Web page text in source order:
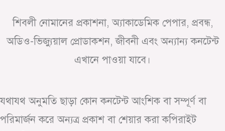
শিবলী নোমানের প্রকাশনা, অ্যাকাডেমিক পেপার, প্রবন্ধ,
অডিও-ভিজ্যুয়াল প্রোডাকশন, জীবনী এবং অন্যান্য কনটেন্ট
এখানে পাওয়া যাবে।
যথাযথ অনুমতি ছাড়া কোন কনটেন্ট আংশিক বা সম্পূর্ণ বা
পরিমার্জন করে অন্যত্র প্রকাশ বা শেয়ার করা কপিরাইট